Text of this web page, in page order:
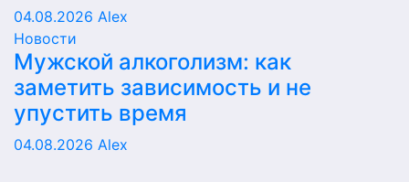
04.08.2026 Alex
Новости
Мужской алкоголизм: как
заметить зависимость и не
упустить время
04.08.2026 Alex